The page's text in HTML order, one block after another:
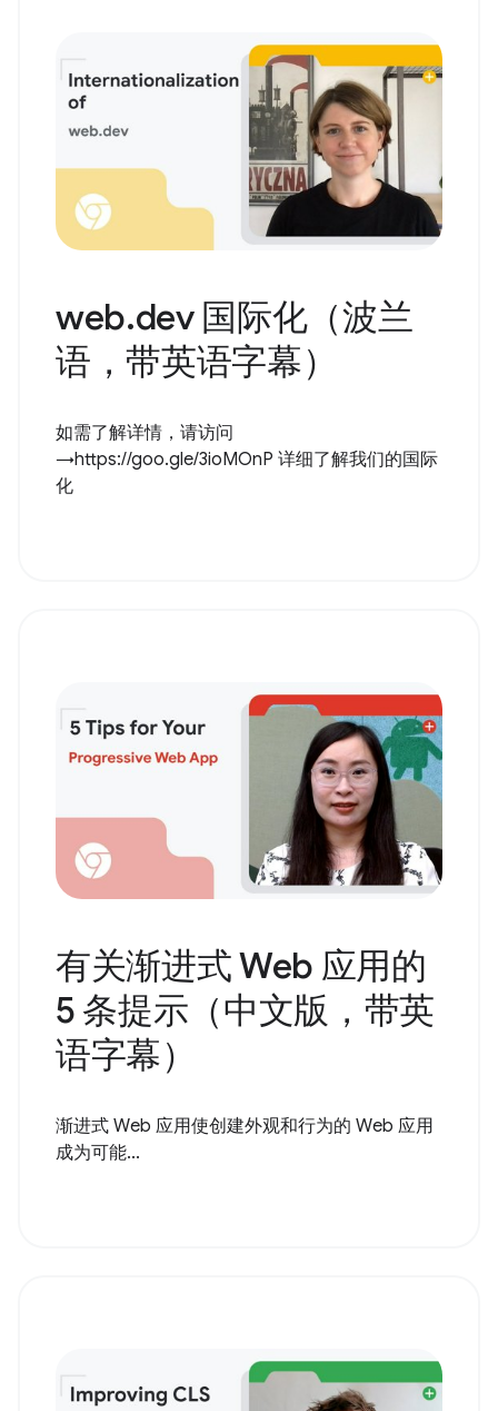
web.dev 国际化（波兰
语，带英语字幕）
如需了解详情，请访问
→https://goo.gle/3ioMOnP 详细了解我们的国际
化
有关渐进式 Web 应用的
5 条提示（中文版，带英
语字幕）
渐进式 Web 应用使创建外观和行为的 Web 应用
成为可能...